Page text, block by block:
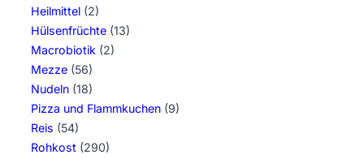
Heilmittel (2)
Hülsenfrüchte (13)
Macrobiotik (2)
Mezze (56)
Nudeln (18)
Pizza und Flammkuchen (9)
Reis (54)
Rohkost (290)